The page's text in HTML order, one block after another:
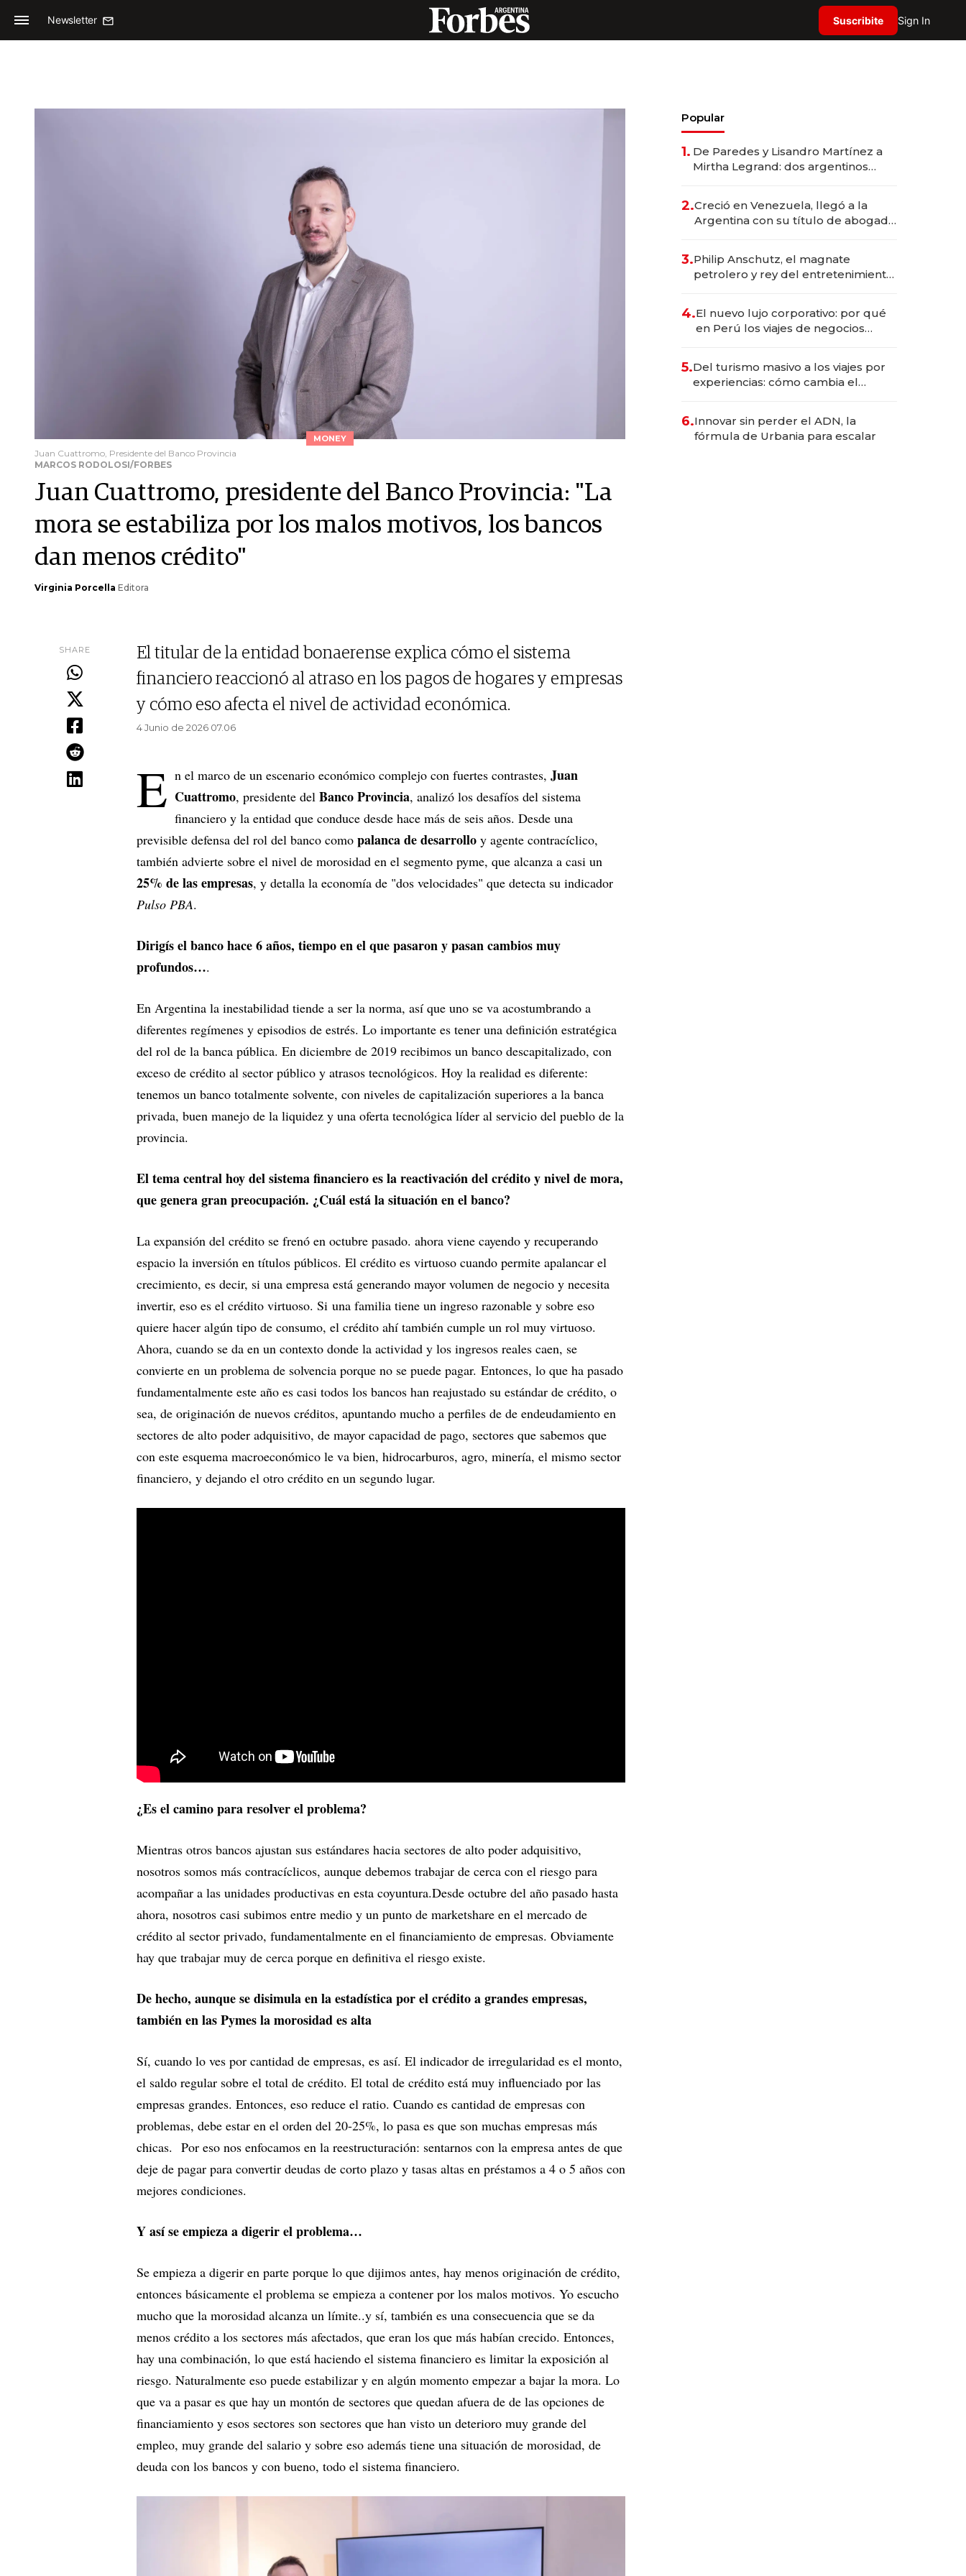
Newsletter Suscribite Sign In
MONEY
Juan Cuattromo, Presidente del Banco Provincia
MARCOS RODOLOSI/FORBES
Juan Cuattromo, presidente del Banco Provincia: "La
mora se estabiliza por los malos motivos, los bancos
dan menos crédito"
Virginia Porcella Editora
SHARE
El titular de la entidad bonaerense explica cómo el sistema
financiero reaccionó al atraso en los pagos de hogares y empresas
y cómo eso afecta el nivel de actividad económica.
4 Junio de 2026 07.06
E n el marco de un escenario económico complejo con fuertes contrastes, Juan
Cuattromo, presidente del Banco Provincia, analizó los desafíos del sistema
financiero y la entidad que conduce desde hace más de seis años. Desde una
previsible defensa del rol del banco como palanca de desarrollo y agente contracíclico,
también advierte sobre el nivel de morosidad en el segmento pyme, que alcanza a casi un
25% de las empresas, y detalla la economía de "dos velocidades" que detecta su indicador
Pulso PBA.
Dirigís el banco hace 6 años, tiempo en el que pasaron y pasan cambios muy
profundos….
En Argentina la inestabilidad tiende a ser la norma, así que uno se va acostumbrando a
diferentes regímenes y episodios de estrés. Lo importante es tener una definición estratégica
del rol de la banca pública. En diciembre de 2019 recibimos un banco descapitalizado, con
exceso de crédito al sector público y atrasos tecnológicos. Hoy la realidad es diferente:
tenemos un banco totalmente solvente, con niveles de capitalización superiores a la banca
privada, buen manejo de la liquidez y una oferta tecnológica líder al servicio del pueblo de la
provincia.
El tema central hoy del sistema financiero es la reactivación del crédito y nivel de mora,
que genera gran preocupación. ¿Cuál está la situación en el banco?
La expansión del crédito se frenó en octubre pasado. ahora viene cayendo y recuperando
espacio la inversión en títulos públicos. El crédito es virtuoso cuando permite apalancar el
crecimiento, es decir, si una empresa está generando mayor volumen de negocio y necesita
invertir, eso es el crédito virtuoso. Si una familia tiene un ingreso razonable y sobre eso
quiere hacer algún tipo de consumo, el crédito ahí también cumple un rol muy virtuoso.
Ahora, cuando se da en un contexto donde la actividad y los ingresos reales caen, se
convierte en un problema de solvencia porque no se puede pagar. Entonces, lo que ha pasado
fundamentalmente este año es casi todos los bancos han reajustado su estándar de crédito, o
sea, de originación de nuevos créditos, apuntando mucho a perfiles de de endeudamiento en
sectores de alto poder adquisitivo, de mayor capacidad de pago, sectores que sabemos que
con este esquema macroeconómico le va bien, hidrocarburos, agro, minería, el mismo sector
financiero, y dejando el otro crédito en un segundo lugar.
¿Es el camino para resolver el problema?
Mientras otros bancos ajustan sus estándares hacia sectores de alto poder adquisitivo,
nosotros somos más contracíclicos, aunque debemos trabajar de cerca con el riesgo para
acompañar a las unidades productivas en esta coyuntura.Desde octubre del año pasado hasta
ahora, nosotros casi subimos entre medio y un punto de marketshare en el mercado de
crédito al sector privado, fundamentalmente en el financiamiento de empresas. Obviamente
hay que trabajar muy de cerca porque en definitiva el riesgo existe.
De hecho, aunque se disimula en la estadística por el crédito a grandes empresas,
también en las Pymes la morosidad es alta
Sí, cuando lo ves por cantidad de empresas, es así. El indicador de irregularidad es el monto,
el saldo regular sobre el total de crédito. El total de crédito está muy influenciado por las
empresas grandes. Entonces, eso reduce el ratio. Cuando es cantidad de empresas con
problemas, debe estar en el orden del 20-25%, lo pasa es que son muchas empresas más
chicas. Por eso nos enfocamos en la reestructuración: sentarnos con la empresa antes de que
deje de pagar para convertir deudas de corto plazo y tasas altas en préstamos a 4 o 5 años con
mejores condiciones.
Y así se empieza a digerir el problema…
Se empieza a digerir en parte porque lo que dijimos antes, hay menos originación de crédito,
entonces básicamente el problema se empieza a contener por los malos motivos. Yo escucho
mucho que la morosidad alcanza un límite..y sí, también es una consecuencia que se da
menos crédito a los sectores más afectados, que eran los que más habían crecido. Entonces,
hay una combinación, lo que está haciendo el sistema financiero es limitar la exposición al
riesgo. Naturalmente eso puede estabilizar y en algún momento empezar a bajar la mora. Lo
que va a pasar es que hay un montón de sectores que quedan afuera de de las opciones de
financiamiento y esos sectores son sectores que han visto un deterioro muy grande del
empleo, muy grande del salario y sobre eso además tiene una situación de morosidad, de
deuda con los bancos y con bueno, todo el sistema financiero.
Popular
1. De Paredes y Lisandro Martínez a
Mirtha Legrand: dos argentinos
2.Creció en Venezuela, llegó a la
Argentina con su título de abogado
marcas "fast premium"
3.Philip Anschutz, el magnate
petrolero y rey del entretenimiento
4.El nuevo lujo corporativo: por qué
en Perú los viajes de negocios
transformadoras
5.Del turismo masivo a los viajes por
experiencias: cómo cambia el
6.Innovar sin perder el ADN, la
fórmula de Urbania para escalar